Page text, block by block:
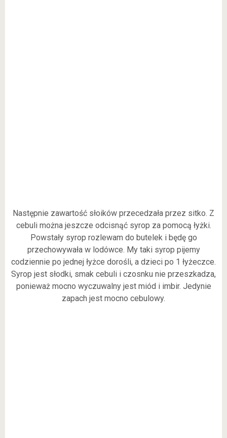
Następnie zawartość słoików przecedzała przez sitko. Z
cebuli można jeszcze odcisnąć syrop za pomocą łyżki.
Powstały syrop rozlewam do butelek i będę go
przechowywała w lodówce. My taki syrop pijemy
codziennie po jednej łyżce dorośli, a dzieci po 1 łyżeczce.
Syrop jest słodki, smak cebuli i czosnku nie przeszkadza,
ponieważ mocno wyczuwalny jest miód i imbir. Jedynie
zapach jest mocno cebulowy.